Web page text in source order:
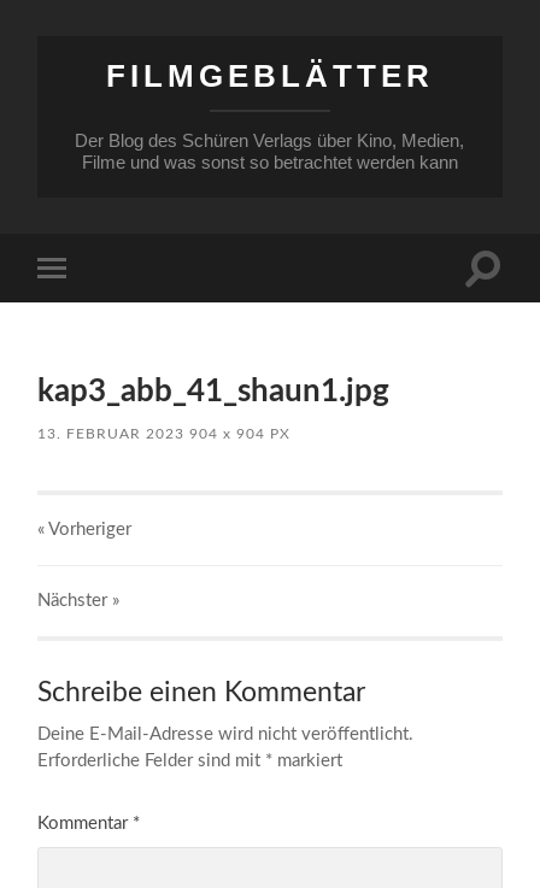
FILMGEBLÄTTER
Der Blog des Schüren Verlags über Kino, Medien,
Filme und was sonst so betrachtet werden kann
Menü
kap3_abb_41_shaun1.jpg
13. FEBRUAR 2023 904x 904 PX
« Vorheriger
Nächster »
Schreibe einen Kommentar
Deine E-Mail-Adresse wird nicht veröffentlicht.
Erforderliche Felder sind mit * markiert
Kommentar *